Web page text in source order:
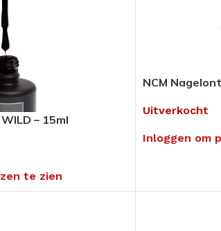
– 15ml
te zien
NCM
Uitverkocht
Inloggen om